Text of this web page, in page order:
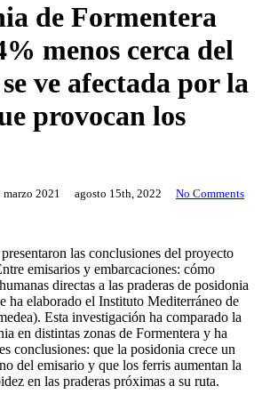
de Formentera
menos cerca del
ve afectada por la
provocan los
marzo 2021 agosto 15th, 2022 No Comments
las conclusiones del proyecto
emisarios y embarcaciones: cómo
directas a las praderas de posidonia
ha elaborado el Instituto Mediterráneo de
Esta investigación ha comparado la
en distintas zonas de Formentera y ha
conclusiones: que la posidonia crece un
del emisario y que los ferris aumentan la
en las praderas próximas a su ruta.